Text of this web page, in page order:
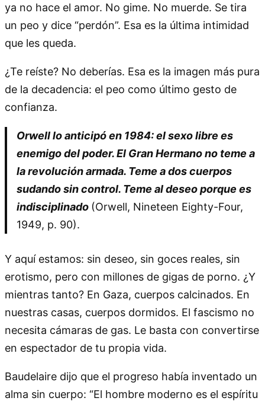
ya no hace el amor. No gime. No muerde. Se tira
un peo y dice “perdón”. Esa es la última intimidad
que les queda.
¿Te reíste? No deberías. Esa es la imagen más pura
de la decadencia: el peo como último gesto de
confianza.
Orwell lo anticipó en 1984: el sexo libre es
enemigo del poder. El Gran Hermano no teme a
la revolución armada. Teme a dos cuerpos
sudando sin control. Teme al deseo porque es
indisciplinado (Orwell, Nineteen Eighty-Four,
1949, p. 90).
Y aquí estamos: sin deseo, sin goces reales, sin
erotismo, pero con millones de gigas de porno. ¿Y
mientras tanto? En Gaza, cuerpos calcinados. En
nuestras casas, cuerpos dormidos. El fascismo no
necesita cámaras de gas. Le basta con convertirse
en espectador de tu propia vida.
Baudelaire dijo que el progreso había inventado un
alma sin cuerpo: “El hombre moderno es el espíritu